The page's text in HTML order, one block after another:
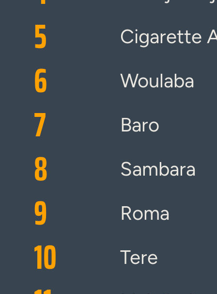
5 Cigarette
6 Woulaba
7 Baro
8 Sambara
9 Roma
10 Tere